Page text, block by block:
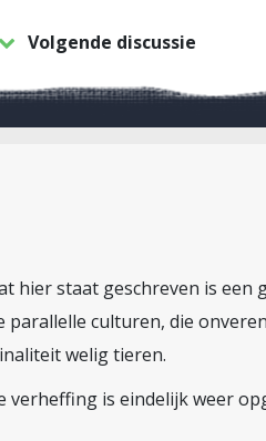
Volgende discussie
hier staat geschreven is
culturen, die
welig tieren.
verheffing is eindelijk weer